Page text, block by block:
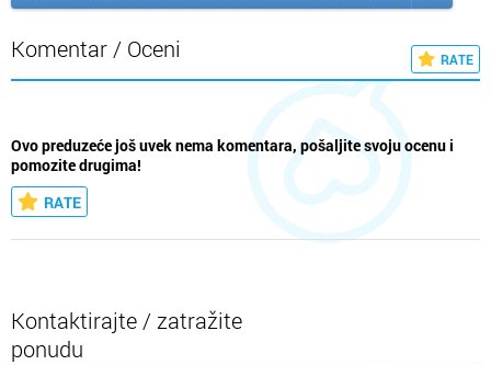
Komentar / Oceni RATE
Ovo preduzeće još uvek nema komentara, pošaljite svoju ocenu i
pomozite drugima!
RATE
Kontaktirajte / zatražite
ponudu